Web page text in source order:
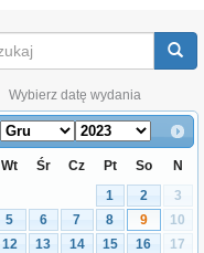
Wybierz datę wydania
Wt Śr Cz Pt So
N
1
2
3
5 6 7 8 9
10
12 13 14 15 16
17